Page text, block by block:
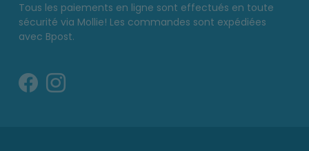
Tous les paiements en ligne sont effectués en toute
sécurité via Mollie! Les commandes sont expédiées
avec Bpost.